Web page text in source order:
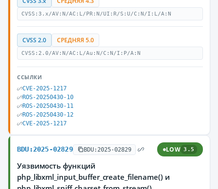
CVSS:3.x/AV:N/AC:L/PR:N/UI:R/S:U/C:N/I:L/A:N
CVSS 2.0 СРЕДНЯЯ 5.0
CVSS:2.0/AV:N/AC:L/Au:N/C:N/I:P/A:N
ССЫЛКИ
CVE-2025-1217
ROS-20250430-10
ROS-20250430-11
ROS-20250430-12
CVE-2025-1217
BDU:2025-02829 BDU:2025-02829 LOW 3.5
Уязвимость функций
php_libxml_input_buffer_create_filename() и